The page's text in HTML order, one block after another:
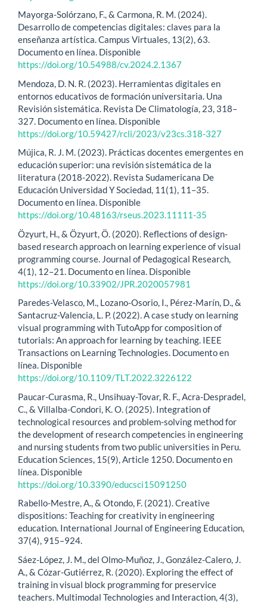
Mayorga-Solórzano, F., & Carmona, R. M. (2024).
Desarrollo de competencias digitales: claves para la
enseñanza artística. Campus Virtuales, 13(2), 63.
Documento en línea. Disponible
https://doi.org/10.54988/cv.2024.2.1367
Mendoza, D. N. R. (2023). Herramientas digitales en
entornos educativos de formación universitaria. Una
Revisión sistemática. Revista De Climatología, 23, 318–
327. Documento en línea. Disponible
https://doi.org/10.59427/rcli/2023/v23cs.318-327
Mújica, R. J. M. (2023). Prácticas docentes emergentes en
educación superior: una revisión sistemática de la
literatura (2018-2022). Revista Sudamericana De
Educación Universidad Y Sociedad, 11(1), 11–35.
Documento en línea. Disponible
https://doi.org/10.48163/rseus.2023.11111-35
Özyurt, H., & Özyurt, Ö. (2020). Reflections of design-
based research approach on learning experience of visual
programming course. Journal of Pedagogical Research,
4(1), 12–21. Documento en línea. Disponible
https://doi.org/10.33902/JPR.2020057981
Paredes-Velasco, M., Lozano-Osorio, I., Pérez-Marín, D., &
Santacruz-Valencia, L. P. (2022). A case study on learning
visual programming with TutoApp for composition of
tutorials: An approach for learning by teaching. IEEE
Transactions on Learning Technologies. Documento en
línea. Disponible
https://doi.org/10.1109/TLT.2022.3226122
Paucar-Curasma, R., Unsihuay-Tovar, R. F., Acra-Despradel,
C., & Villalba-Condori, K. O. (2025). Integration of
technological resources and problem-solving method for
the development of research competencies in engineering
and nursing students from two public universities in Peru.
Education Sciences, 15(9), Article 1250. Documento en
línea. Disponible
https://doi.org/10.3390/educsci15091250
Rabello-Mestre, A., & Otondo, F. (2021). Creative
dispositions: Teaching for creativity in engineering
education. International Journal of Engineering Education,
37(4), 915–924.
Sáez-López, J. M., del Olmo-Muñoz, J., González-Calero, J.
A., & Cózar-Gutiérrez, R. (2020). Exploring the effect of
training in visual block programming for preservice
teachers. Multimodal Technologies and Interaction, 4(3),